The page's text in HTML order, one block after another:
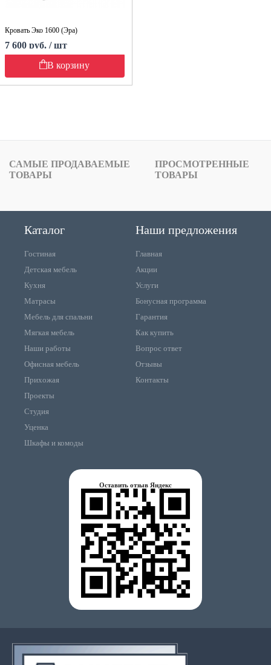
Кровать Эко 1600 (Эра)
7 600 руб. / шт
В корзину
САМЫЕ ПРОДАВАЕМЫЕ
ТОВАРЫ
ПРОСМОТРЕННЫЕ
ТОВАРЫ
Каталог
Гостиная
Детская мебель
Кухня
Матрасы
Мебель для спальни
Мягкая мебель
Наши работы
Офисная мебель
Прихожая
Проекты
Студия
Уценка
Шкафы и комоды
Наши предложения
Главная
Акции
Услуги
Бонусная программа
Гарантия
Как купить
Вопрос ответ
Отзывы
Контакты
Оставить отзыв Яндекс